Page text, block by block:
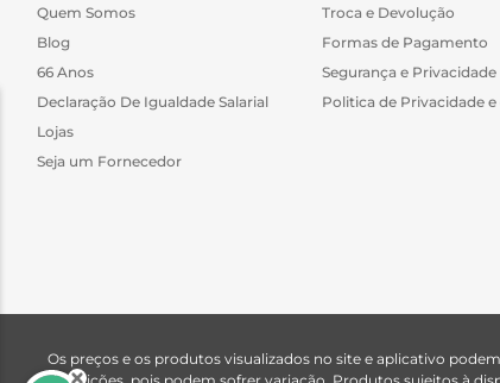
Quem Somos
Blog
66 Anos
Declaração De Igualdade Salarial
Lojas
Seja um Fornecedor
Troca e Devolução
Formas de Pagamento
Segurança e Privacidade
Politica de Privacidade e
Os preços e os produtos visualizados no site e aplicativo